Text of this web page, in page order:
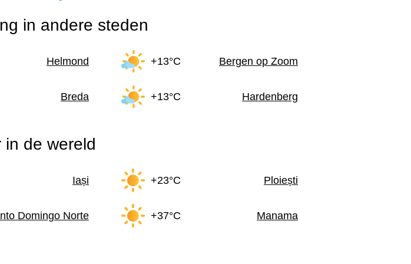
in andere steden
Helmond +13°C Bergen op Zoom
Breda +13°C Hardenberg
in de wereld
Iași +23°C Ploiești
Domingo Norte +37°C Manama